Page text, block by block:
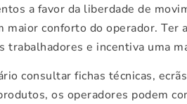
a favor da liberdade de
maior conforto do operador.
trabalhadores e incentiva uma
consultar fichas técnicas,
os operadores podem